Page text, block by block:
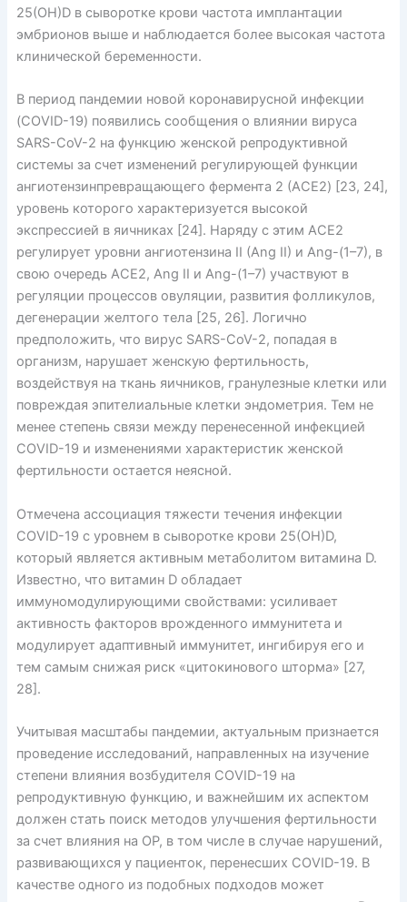
25(ОН)D в сыворотке крови частота имплантации
эмбрионов выше и наблюдается более высокая частота
клинической беременности.
В период пандемии новой коронавирусной инфекции
(COVID-19) появились сообщения о влиянии вируса
SARS-CoV-2 на функцию женской репродуктивной
системы за счет изменений регулирующей функции
ангиотензинпревращающего фермента 2 (ACE2) [23, 24],
уровень которого характеризуется высокой
экспрессией в яичниках [24]. Наряду с этим ACE2
регулирует уровни ангиотензина II (Ang II) и Ang-(1–7), в
свою очередь ACE2, Ang II и Ang-(1–7) участвуют в
регуляции процессов овуляции, развития фолликулов,
дегенерации желтого тела [25, 26]. Логично
предположить, что вирус SARS-CoV-2, попадая в
организм, нарушает женскую фертильность,
воздействуя на ткань яичников, гранулезные клетки или
повреждая эпителиальные клетки эндометрия. Тем не
менее степень связи между перенесенной инфекцией
COVID-19 и изменениями характеристик женской
фертильности остается неясной.
Отмечена ассоциация тяжести течения инфекции
COVID-19 с уровнем в сыворотке крови 25(ОН)D,
который является активным метаболитом витамина D.
Известно, что витамин D обладает
иммуномодулирующими свойствами: усиливает
активность факторов врожденного иммунитета и
модулирует адаптивный иммунитет, ингибируя его и
тем самым снижая риск «цитокинового шторма» [27,
28].
Учитывая масштабы пандемии, актуальным признается
проведение исследований, направленных на изучение
степени влияния возбудителя COVID-19 на
репродуктивную функцию, и важнейшим их аспектом
должен стать поиск методов улучшения фертильности
за счет влияния на ОР, в том числе в случае нарушений,
развивающихся у пациенток, перенесших COVID-19. В
качестве одного из подобных подходов может